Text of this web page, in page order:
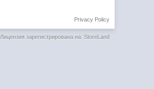
Privacy Policy
Лицензия зарегистрирована на: StoreLand